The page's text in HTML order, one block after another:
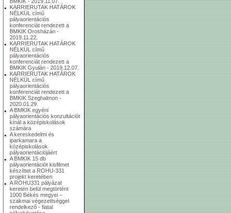
KARRIERUTAK HATÁROK
NÉLKÜL című
pályaorientációs
konferenciát rendezett a
BMKIK Orosházán -
2019.11.22.
KARRIERUTAK HATÁROK
NÉLKÜL című
pályaorientációs
konferenciát rendezett a
BMKIK Gyulán - 2019.12.07.
KARRIERUTAK HATÁROK
NÉLKÜL című
pályaorientációs
konferenciát rendezett a
BMKIK Szeghalmon -
2020.01.29.
A BMKIK egyéni
pályaorientációs konzultációt
kínál a középiskolások
számára
A kereskedelmi és
iparkamara a
középiskolások
pályaorientációjáért
A BMKIK 15 db
pályaorientációt kisfilmet
készíttet a ROHU-331
projekt keretében
A ROHU331 pályázat
keretén belül megtörtént
1000 Békés megyei –
szakmai végezettséggel
rendelkező - fiatal